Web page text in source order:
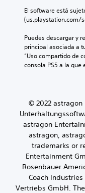
El software está
(us.playstation.com/
Puedes descargar y
principal asociada a
“Uso compartido de
consola PS5 a la
© 2022 astragon
astragon
astragon,
trademarks or
Entertainment
Rosenbauer
Coach Industries
Vertriebs GmbH.